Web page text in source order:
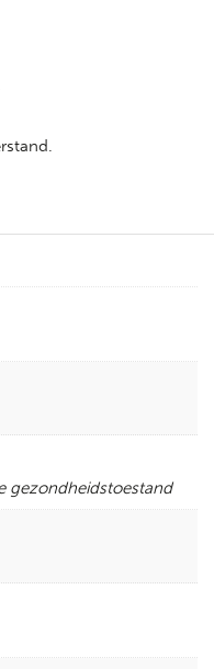
gezondheidstoestand